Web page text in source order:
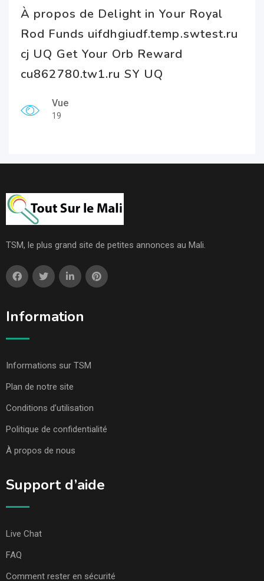
À propos de Delight in Your Royal
Rod Funds uifdhgiudf.temp.swtest.ru
cj UQ Get Your Orb Reward
cu862780.tw1.ru SY UQ
Vue
19
TSM, le plus grand site de petites annonces au Mali.
Information
Informations sur TSM
Plan de notre site
Conditions d’utilisation
Politique de confidentialité
À propos de nous
Support d’aide
Live Chat
FAQ
Comment rester en sécurité